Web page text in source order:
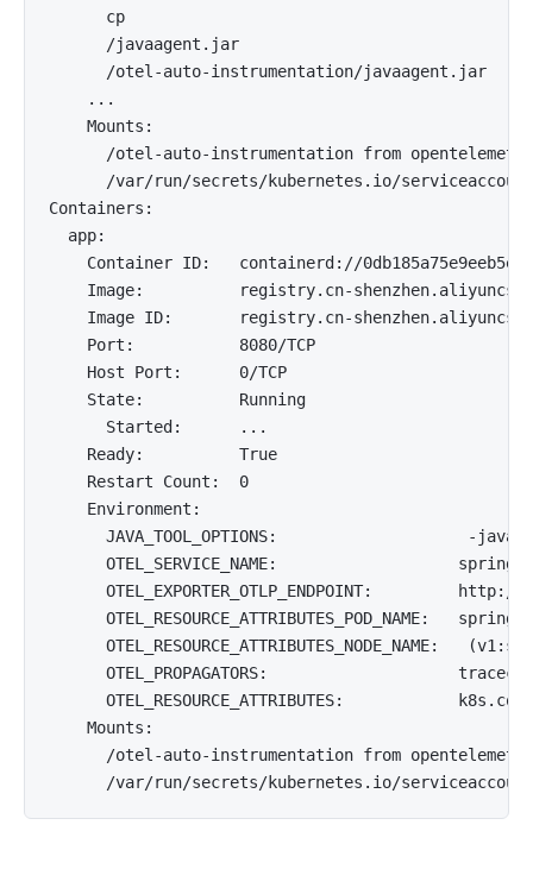
      cp
      /javaagent.jar
      /otel-auto-instrumentation/javaagent.jar
    ...
    Mounts:
/otel-auto-instrumentation from
/var/run/secrets/kubernetes.io/
Containers:
  app:
Container ID:   containerd://
Image:          registry.cn-
Image ID:       registry.cn-
    Port:           8080/TCP
    Host Port:      0/TCP
    State:          Running
      Started:      ...
    Ready:          True
    Restart Count:  0
    Environment:
JAVA_TOOL_OPTIONS:                    -
OTEL_SERVICE_NAME:
OTEL_EXPORTER_OTLP_ENDPOINT:         http://
OTEL_RESOURCE_ATTRIBUTES_POD_NAME:
OTEL_RESOURCE_ATTRIBUTES_NODE_NAME:
OTEL_PROPAGATORS:
OTEL_RESOURCE_ATTRIBUTES:
    Mounts:
/otel-auto-instrumentation from